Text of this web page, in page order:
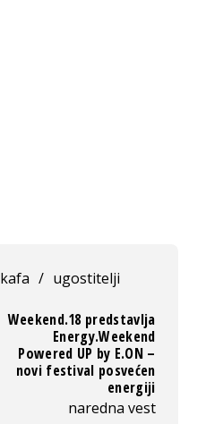
kafa / ugostitelji
Weekend.18 predstavlja
Energy.Weekend
Powered UP by E.ON –
novi festival posvećen
energiji
naredna vest